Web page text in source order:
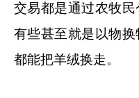
交易都是通过农牧民
有些甚至就是以物
都能把羊绒换走。